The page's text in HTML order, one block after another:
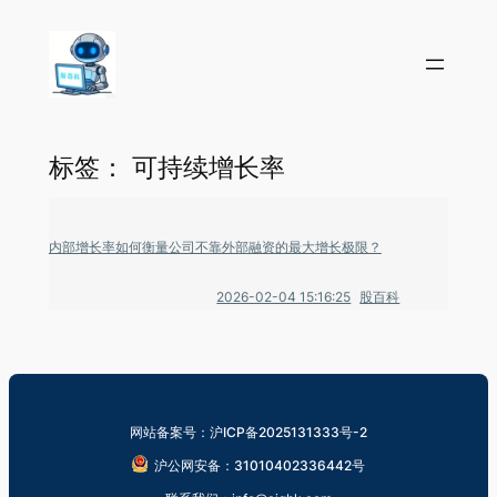
标签： 可持续增长率
内部增长率如何衡量公司不靠外部融资的最大增长极限？
2026-02-04 15:16:25 股百科
网站备案号：沪ICP备2025131333号-2
沪公网安备：31010402336442号